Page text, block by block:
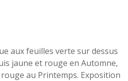
aux feuilles verte sur dessus
jaune et rouge en Automne,
au Printemps. Exposition